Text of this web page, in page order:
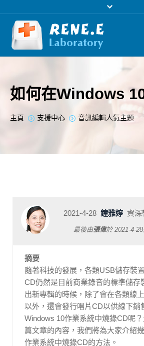
下載中心
支援中心
如何在Windows
您在此处：
主頁 支援中心 音訊編輯人氣主題
2021-4-28 鐘雅婷 資深
最後由張偉於2021-4-28
摘要
隨著科技的發展，各類USB儲存裝
CD仍然是目前商業錄音的標準儲存
出新專輯的時候，除了會在各類線
以外，還會發行唱片CD以供線下銷
Windows 10作業系統中燒錄CD呢
篇文章的內容，我們將為大家介紹
作業系統中燒錄CD的方法。